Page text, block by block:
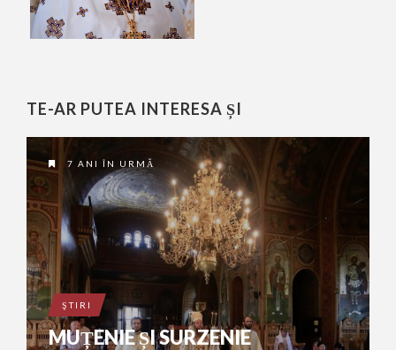
TE-AR PUTEA INTERESA ȘI
7 ANI ÎN URMĂ
ŞTIRI
MUȚENIE ȘI SURZENIE